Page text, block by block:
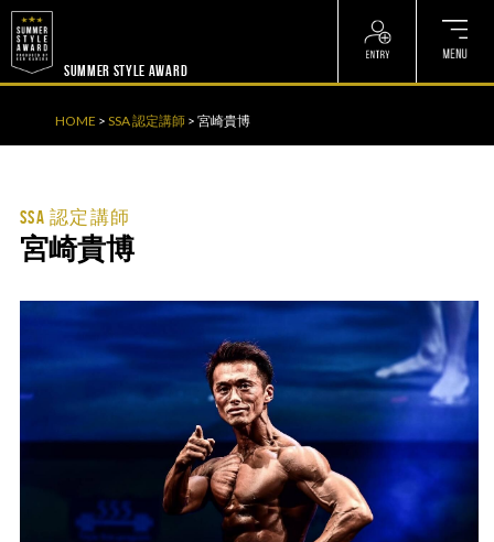
SUMMER STYLE AWARD
HOME > SSA 認定講師 > 宮崎貴博
SSA 認定講師
宮崎貴博